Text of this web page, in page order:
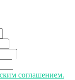
соглашением.